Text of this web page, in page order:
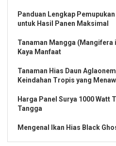
Panduan Lengkap
untuk Hasil Panen Maksimal
Tanaman Mangga (Mangifera
Kaya Manfaat
Tanaman Hias Daun
Keindahan Tropis yang
Harga Panel Surya 1000 Watt
Tangga
Mengenal Ikan Hias Black